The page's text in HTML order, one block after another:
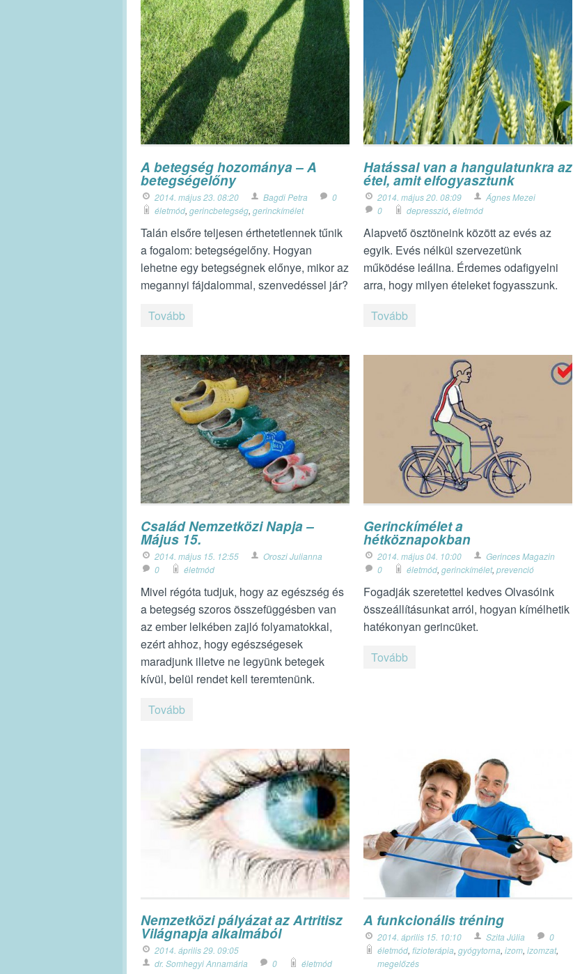
A betegség hozománya – A
betegségelőny
2014. május 23. 08:20 Bagdi Petra
0
életmód, gerincbetegség, gerinckímélet
Talán elsőre teljesen érthetetlennek tűnik
a fogalom: betegségelőny. Hogyan
lehetne egy betegségnek előnye, mikor az
megannyi fájdalommal, szenvedéssel jár?
Tovább
Hatással van a hangulatunkra az
étel, amit elfogyasztunk
2014. május 20. 08:09
Ágnes Mezei
0
depresszió, életmód
Alapvető ösztöneink között az evés az
egyik. Evés nélkül szervezetünk
működése leállna. Érdemes odafigyelni
arra, hogy milyen ételeket fogyasszunk.
Tovább
Család Nemzetközi Napja –
Május 15.
2014. május 15. 12:55
Oroszi Julianna
0
életmód
Mivel régóta tudjuk, hogy az egészség és
a betegség szoros összefüggésben van
az ember lelkében zajló folyamatokkal,
ezért ahhoz, hogy egészségesek
maradjunk illetve ne legyünk betegek
kívül, belül rendet kell teremtenünk.
Tovább
Gerinckímélet a
hétköznapokban
2014. május 04. 10:00
Gerinces Magazin
0
életmód, gerinckímélet, prevenció
Fogadják szeretettel kedves Olvasóink
összeállításunkat arról, hogyan kímélhetik
hatékonyan gerincüket.
Tovább
Nemzetközi pályázat az Artritisz
Világnapja alkalmából
2014. április 29. 09:05
dr. Somhegyi Annamária
0 életmód
A funkcionális tréning
2014. április 15. 10:10 Szita Júlia
0
életmód, fizioterápia, gyógytorna, izom, izomzat,
megelőzés